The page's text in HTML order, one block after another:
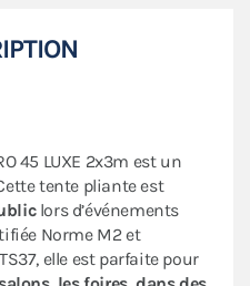
45 LUXE 2x3m est un
tente pliante est
lors d’événements
Norme M2 et
elle est parfaite pour